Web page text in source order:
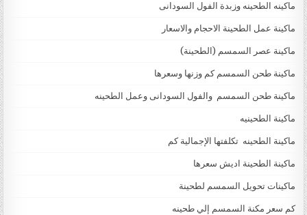
ماكينه الطحينه وزبدة الفول السودانى
ماكينة عمل الطحينة الاحجام والاسعار
ماكينة عصر السمسم (الطحينة)
ماكينة طحن السمسم كم وزنها وسعرها
ماكينة طحن السمسم والفول السودانى وعمل الطحينه
ماكينة الطحينيه
ماكينة الطحينه تكلفتها الإجمالية كم
ماكينة الطحينة اديش سعرها
ماكينات تحويل السمسم لطحينة
كم سعر مكنة السمسم إلي طحينه